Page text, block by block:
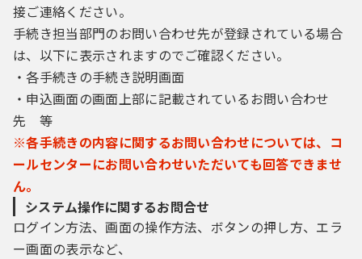
接ご連絡ください。
手続き担当部門のお問い合わせ先が登録されている場合
は、以下に表示されますのでご確認ください。
・各手続きの手続き説明画面
・申込画面の画面上部に記載されているお問い合わせ
先 等
※各手続きの内容に関するお問い合わせについては、コ
ールセンターにお問い合わせいただいても回答できませ
ん。
システム操作に関するお問合せ
ログイン方法、画面の操作方法、ボタンの押し方、エラ
ー画面の表示など、